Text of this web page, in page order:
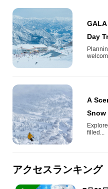
Day
A
Snow
filled...
アクセスランキング